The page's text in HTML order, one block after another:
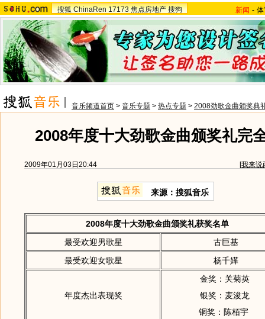
搜狐 ChinaRen 17173 焦点房地产 搜狗 新闻 -
音乐频道首页 > 音乐专题 > 热点专题 > 2008劲歌金曲颁奖典
2008年度十大劲歌金曲颁奖礼完
2009年01月03日20:44 [我来说
来源：搜狐音乐
2008年度十大劲歌金曲颁奖礼获奖名单
最受欢迎男歌星
古巨基
最受欢迎女歌星
杨千嬅
年度杰出表现奖
金奖：关菊英
银奖：麦浚龙
铜奖：陈栢宇